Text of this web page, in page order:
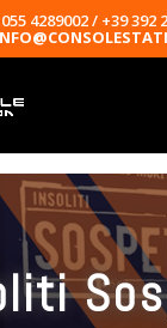
4289002 / +39 392